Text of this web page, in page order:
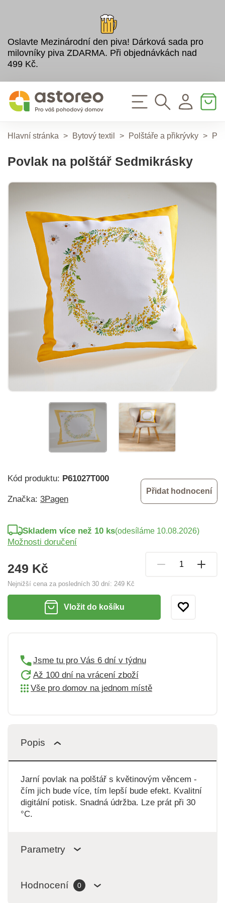
Oslavte Mezinárodní den piva! Dárková sada pro
milovníky piva ZDARMA. Při objednávkách nad
499 Kč.
Hlavní stránka > Bytový textil > Polštáře a přikrývky >
Povlak na polštář Sedmikrásky
Kód produktu: P61027T000
Značka: 3Pagen
Přidat hodnocení
249 Kč
Nejnižší cena za posledních 30 dní: 249 Kč
Skladem více než 10 ks(odesíláme 10.08.2026)
Možnosti doručení
Vložit do košíku
Jsme tu pro Vás 6 dní v týdnu
Až 100 dní na vrácení zboží
Vše pro domov na jednom místě
Popis
Jarní povlak na polštář s květinovým věncem -
čím jich bude více, tím lepší bude efekt. Kvalitní
digitální potisk. Snadná údržba. Lze prát při 30
°C.
Parametry
Hodnocení 0